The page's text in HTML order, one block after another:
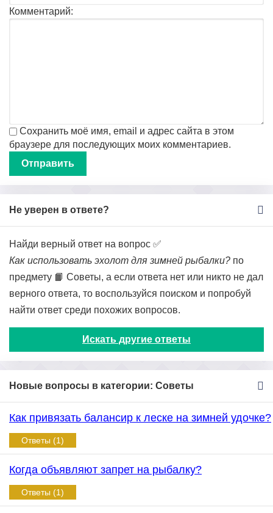
Комментарий:
Сохранить моё имя, email и адрес сайта в этом
браузере для последующих моих комментариев.
Не уверен в ответе?
Найди верный ответ на вопрос ✅
Как использовать эхолот для зимней рыбалки? по
предмету 📙 Советы, а если ответа нет или никто не дал
верного ответа, то воспользуйся поиском и попробуй
найти ответ среди похожих вопросов.
Искать другие ответы
Новые вопросы в категории: Советы
Как привязать балансир к леске на зимней удочке?
Ответы (1)
Когда объявляют запрет на рыбалку?
Ответы (1)